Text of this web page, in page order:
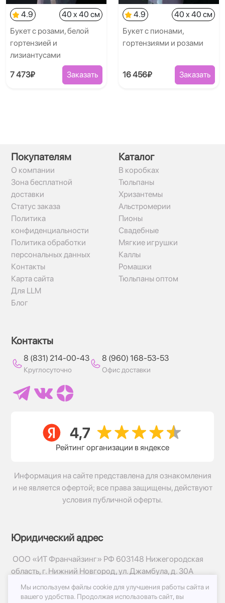
4.9
40 x 40 см
Букет с розами, белой
гортензией и
лизиантусами
7 473₽ Заказать
4.9
40 x 40 см
Букет с пионами,
гортензиями и розами
16 456₽ Заказать
Покупателям
О компании
Зона бесплатной
доставки
Статус заказа
Политика
конфиденциальности
Политика обработки
персональных данных
Контакты
Карта сайта
Для LLM
Блог
Каталог
В коробках
Тюльпаны
Хризантемы
Альстромерии
Пионы
Свадебные
Мягкие игрушки
Каллы
Ромашки
Тюльпаны оптом
Контакты
8 (831) 214-00-43
Круглосуточно
8 (960) 168-53-53
Офис доставки
Рейтинг организации в яндексе
Информация на сайте представлена для ознакомления
и не является офертой; все права защищены, действуют
условия публичной оферты.
Юридический адрес
ООО «ИТ Франчайзинг» РФ 603148 Нижегородская
область, г. Нижний Новгород, ул. Джамбула, д. 30А
© 2017-2026г, База Цветов 24.ру
Мы используем файлы cookie для улучшения работы сайта и
вашего удобства. Продолжая использовать сайт, вы